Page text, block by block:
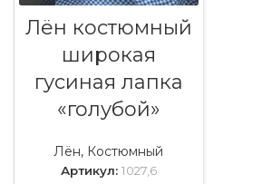
Лён костюмный
широкая
гусиная лапка
«голубой»
Лён, Костюмный
Артикул: 1027,6